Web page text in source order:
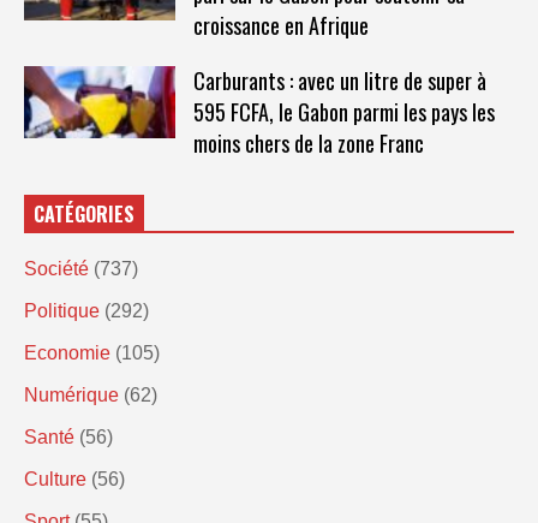
croissance en Afrique
Carburants : avec un litre de super à
595 FCFA, le Gabon parmi les pays les
moins chers de la zone Franc
CATÉGORIES
Société (737)
Politique (292)
Economie (105)
Numérique (62)
Santé (56)
Culture (56)